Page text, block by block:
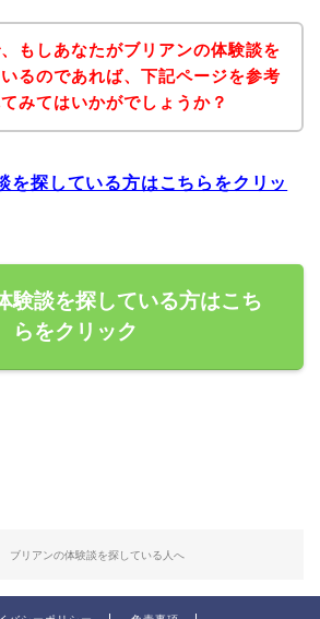
もしあなたがブリアンの体験談を
るのであれば、下記ページを参考
みてはいかがでしょうか？
を探している方はこちらをクリッ
験談を探している方はこち
らをクリック
ブリアンの体験談を探している人へ